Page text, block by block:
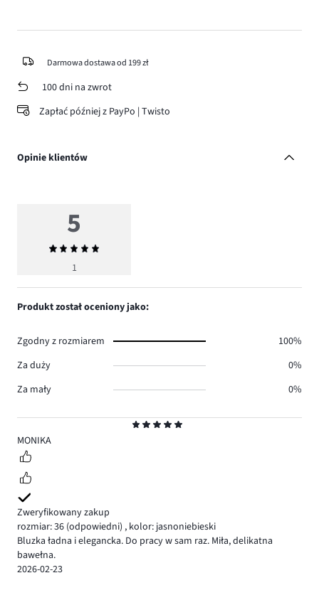
Darmowa dostawa od 199 zł
100 dni na zwrot
Zapłać później z PayPo | Twisto
Opinie klientów
5
MONIKA
Zweryfikowany zakup
rozmiar: 36 (odpowiedni) , kolor: jasnoniebieski
Bluzka ładna i elegancka. Do pracy w sam raz. Miła, delikatna
bawełna.
2026-02-23
5
Średnia
ocena
1
Produkt został oceniony jako:
Zgodny z rozmiarem
100%
Za duży
0%
Za mały
0%